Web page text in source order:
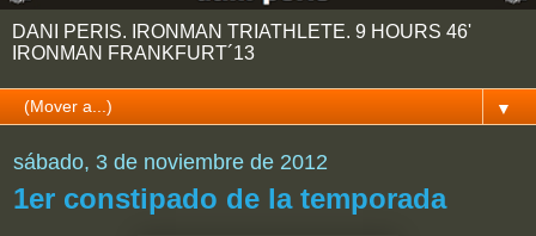
DANI PERIS. IRONMAN TRIATHLETE. 9 HOURS 46'
IRONMAN FRANKFURT´13
▼
sábado, 3 de noviembre de 2012
1er constipado de la temporada